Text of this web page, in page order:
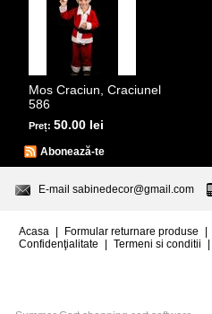
Mos Craciun, Craciunel
586
Preț: 50.00 lei
Abonează-te
E-mail sabinedecor@gmail.com
Acasa Formular returnare produse
Confidenţialitate
Termeni si conditii